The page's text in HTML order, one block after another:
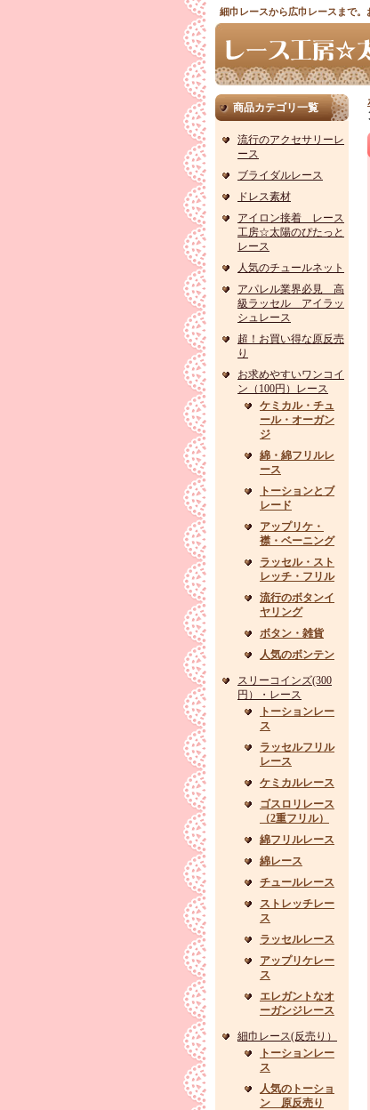
細巾レースから広巾レースまで。
商品カテゴリ一覧
流行のアクセサリーレ
ース
ブライダルレース
ドレス素材
アイロン接着 レース
工房☆太陽のぴたっと
レース
人気のチュールネット
アパレル業界必見 高
級ラッセル アイラッ
シュレース
超！お買い得な原反売
り
お求めやすいワンコイ
ン（100円）レース
ケミカル・チュ
ール・オーガン
ジ
綿・綿フリルレ
ース
トーションとブ
レード
アップリケ・
襟・ベーニング
ラッセル・スト
レッチ・フリル
流行のボタンイ
ヤリング
ボタン・雑貨
人気のボンテン
スリーコインズ(300
円）・レース
トーションレー
ス
ラッセルフリル
レース
ケミカルレース
ゴスロリレース
（2重フリル）
綿フリルレース
綿レース
チュールレース
ストレッチレー
ス
ラッセルレース
アップリケレー
ス
エレガントなオ
ーガンジレース
細巾レース(反売り）
トーションレー
ス
人気のトーショ
ン 原反売り